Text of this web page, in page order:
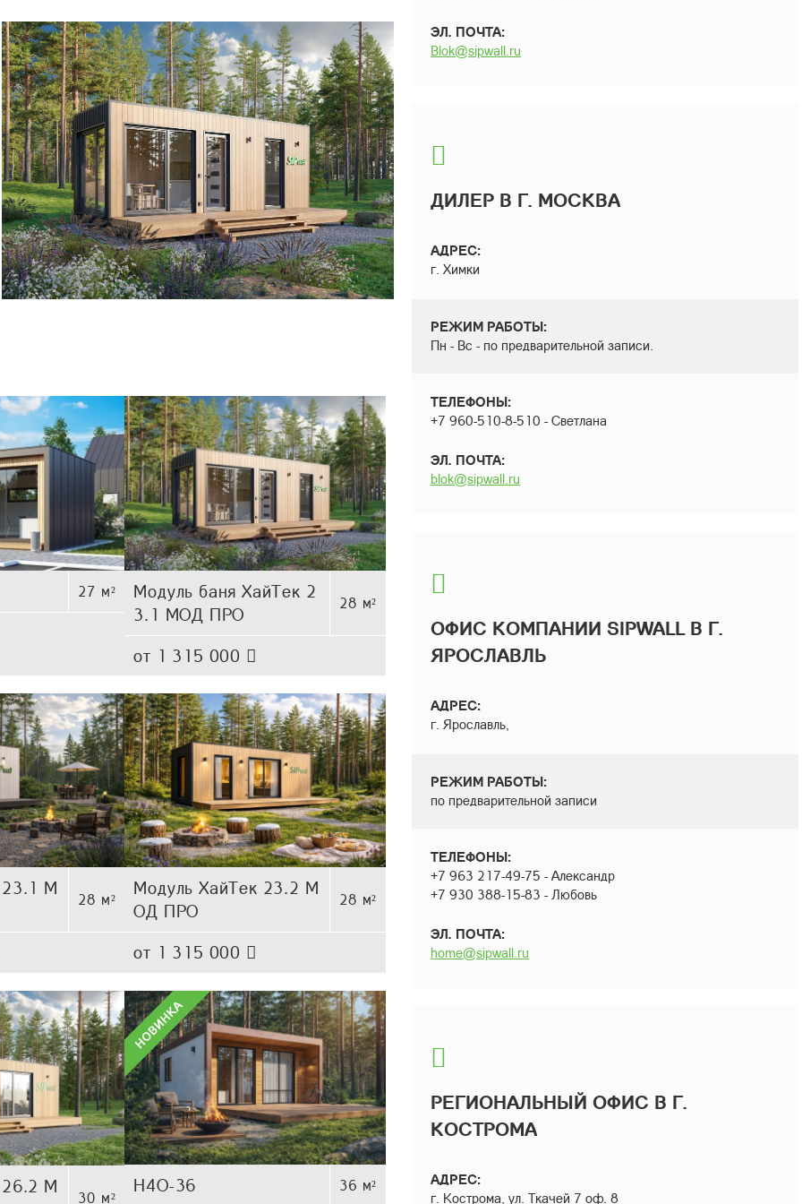
модулей.
транспортом.
и представлены на визуализациях в демонстрационных
выполняются по отдельному договору.
договору.
оплачиваемые Заказчиком.
27 м²
Модуль баня ХайТек 2
3.1 МОД ПРО
28 м²
от 1 315 000
23.1 М
28 м²
Модуль ХайТек 23.2 М
ОД ПРО
28 м²
от 1 315 000
26.2 М
30 м²
Н4О-36 36 м²
ЭЛ. ПОЧТА:
Blok@sipwall.ru
ДИЛЕР В Г. МОСКВА
АДРЕС:
г. Химки
РЕЖИМ РАБОТЫ:
Пн - Вс - по предварительной записи.
ТЕЛЕФОНЫ:
+7 960-510-8-510 - Светлана
ЭЛ. ПОЧТА:
blok@sipwall.ru
ОФИС КОМПАНИИ SIPWALL В Г.
ЯРОСЛАВЛЬ
АДРЕС:
г. Ярославль,
РЕЖИМ РАБОТЫ:
по предварительной записи
ТЕЛЕФОНЫ:
+7 963 217-49-75 - Александр
+7 930 388-15-83 - Любовь
ЭЛ. ПОЧТА:
home@sipwall.ru
РЕГИОНАЛЬНЫЙ ОФИС В Г.
КОСТРОМА
АДРЕС:
г. Кострома, ул. Ткачей 7 оф. 8